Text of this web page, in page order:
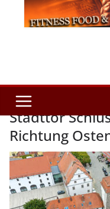
Stadttor
Richtung